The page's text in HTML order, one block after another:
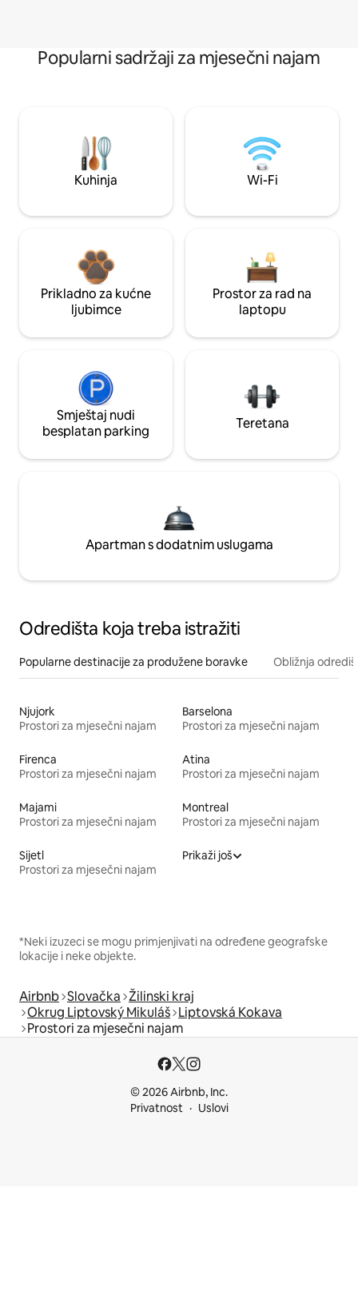
Popularni sadržaji za mjesečni najam
Kuhinja Wi-Fi
Prikladno za kućne
ljubimce
Prostor za rad na
laptopu
Smještaj nudi
besplatan parking
Teretana
Apartman s dodatnim uslugama
Odredišta koja treba istražiti
Popularne destinacije za produžene boravke Obližnja
Njujork
Prostori za mjesečni najam
Barselona
Prostori za mjesečni najam
Firenca
Prostori za mjesečni najam
Atina
Prostori za mjesečni najam
Majami
Prostori za mjesečni najam
Montreal
Prostori za mjesečni najam
Sijetl
Prostori za mjesečni najam
Prikaži još
*Neki izuzeci se mogu primjenjivati na određene geografske
lokacije i neke objekte.
Airbnb Slovačka Žilinski kraj
Okrug Liptovský Mikuláš Liptovská Kokava
Prostori za mjesečni najam
© 2026 Airbnb, Inc.
Privatnost
Uslovi